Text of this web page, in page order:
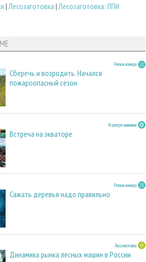
| Лесозаготовка | Лесозаготовка: ЛПИ
Регион номера
Сберечь и возродить. Начался
пожароопасный сезон
В центре внимания
Встреча на экваторе
Регион номера
Сажать деревья надо правильно
Лесозаготовка
Динамика рынка лесных машин в России